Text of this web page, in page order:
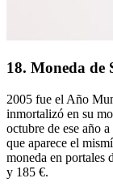
18. Moneda de
2005 fue el Año
inmortalizó en su
octubre de ese año
que aparece el
moneda en portales
y 185 €.